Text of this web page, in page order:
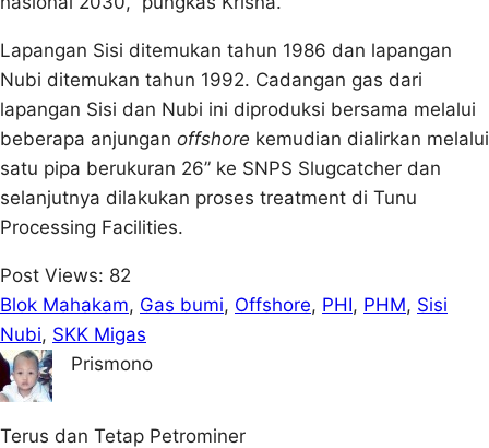
Lapangan Sisi ditemukan tahun 1986 dan lapangan
Nubi ditemukan tahun 1992. Cadangan gas dari
lapangan Sisi dan Nubi ini diproduksi bersama melalui
beberapa anjungan offshore kemudian dialirkan melalui
satu pipa berukuran 26” ke SNPS Slugcatcher dan
selanjutnya dilakukan proses treatment di Tunu
Processing Facilities.
Post Views: 82
Blok Mahakam, Gas bumi, Offshore, PHI, PHM, Sisi
Nubi, SKK Migas
Prismono
Terus dan Tetap Petrominer